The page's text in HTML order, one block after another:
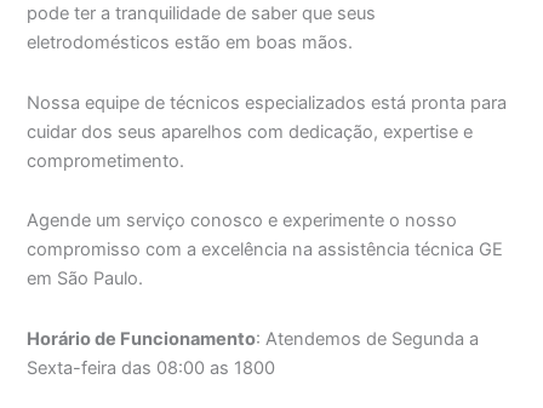
pode ter a tranquilidade de saber que seus
eletrodomésticos estão em boas mãos.
Nossa equipe de técnicos especializados está pronta para
cuidar dos seus aparelhos com dedicação, expertise e
comprometimento.
Agende um serviço conosco e experimente o nosso
compromisso com a excelência na assistência técnica GE
em São Paulo.
Horário de Funcionamento: Atendemos de Segunda a
Sexta-feira das 08:00 as 1800